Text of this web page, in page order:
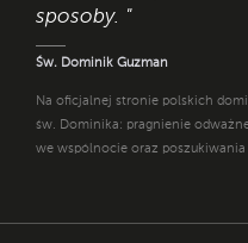
sposoby. "
Św. Dominik Guzman
Na oficjalnej stronie polskich
św. Dominika: pragnienie
we wspólnocie oraz poszukiwania